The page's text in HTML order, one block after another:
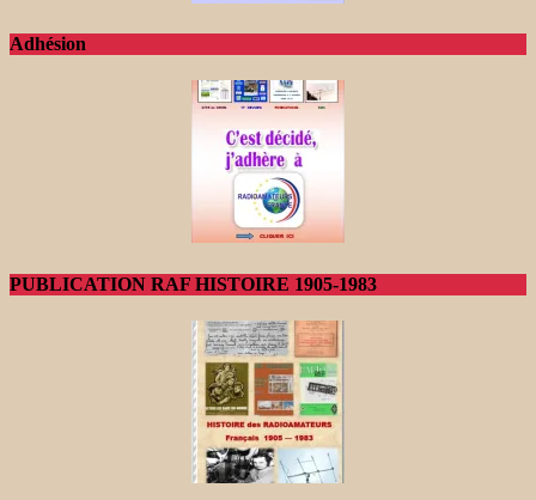
Adhésion
PUBLICATION RAF HISTOIRE 1905-1983